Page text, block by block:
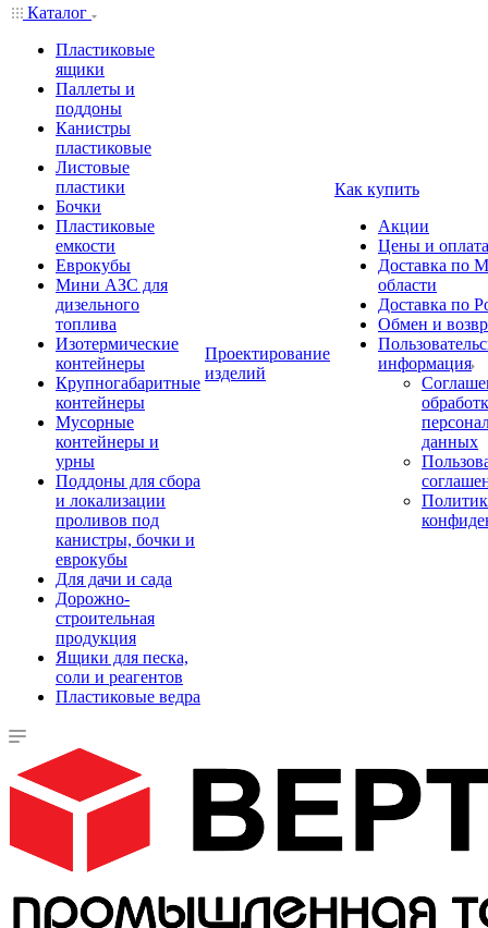
Каталог
Пластиковые
ящики
Паллеты и
поддоны
Канистры
пластиковые
Листовые
пластики
Бочки
Пластиковые
емкости
Еврокубы
Мини АЗС для
дизельного
топлива
Изотермические
контейнеры
Крупногабаритные
контейнеры
Мусорные
контейнеры и
урны
Поддоны для сбора
и локализации
проливов под
канистры, бочки и
еврокубы
Для дачи и сада
Дорожно-
строительная
продукция
Ящики для песка,
соли и реагентов
Пластиковые ведра
Проектирование
изделий
Как купить
Акции
Цены и оплата
Доставка по
области
Доставка по
Обмен и
информация
данных